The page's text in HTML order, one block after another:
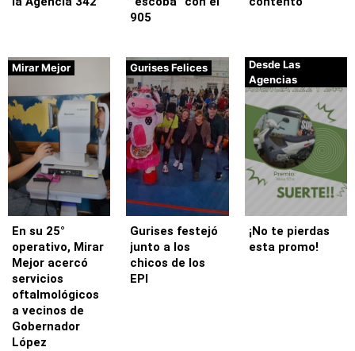
905
Mirar Mejor
En su 25°
operativo, Mirar
Mejor acercó
servicios
oftalmológicos
a vecinos de
Gobernador
López
Gurises Felices
Gurises festejó
junto a los
chicos de los
EPI
Desde Las
Agencias
¡No te pierdas
esta promo!